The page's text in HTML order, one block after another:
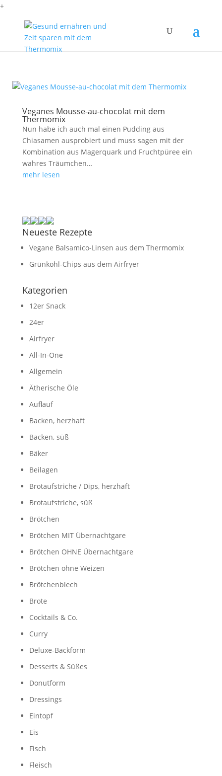
+
Veganes Mousse-au-chocolat mit dem
Thermomix
Nun habe ich auch mal einen Pudding aus
Chiasamen ausprobiert und muss sagen mit der
Kombination aus Magerquark und Fruchtpüree ein
wahres Träumchen…
mehr lesen
Neueste Rezepte
Vegane Balsamico-Linsen aus dem Thermomix
Grünkohl-Chips aus dem Airfryer
Kategorien
12er Snack
24er
Airfryer
All-In-One
Allgemein
Ätherische Öle
Auflauf
Backen, herzhaft
Backen, süß
Bäker
Beilagen
Brotaufstriche / Dips, herzhaft
Brotaufstriche, süß
Brötchen
Brötchen MIT Übernachtgare
Brötchen OHNE Übernachtgare
Brötchen ohne Weizen
Brötchenblech
Brote
Cocktails & Co.
Curry
Deluxe-Backform
Desserts & Süßes
Donutform
Dressings
Eintopf
Eis
Fisch
Fleisch